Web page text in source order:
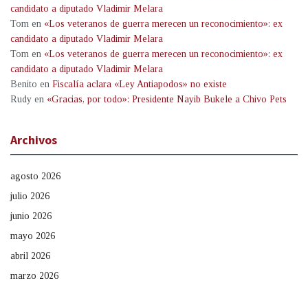
candidato a diputado Vladimir Melara
Tom en «Los veteranos de guerra merecen un reconocimiento»: ex
candidato a diputado Vladimir Melara
Tom en «Los veteranos de guerra merecen un reconocimiento»: ex
candidato a diputado Vladimir Melara
Benito en Fiscalía aclara «Ley Antiapodos» no existe
Rudy en «Gracias, por todo»: Presidente Nayib Bukele a Chivo Pets
Archivos
agosto 2026
julio 2026
junio 2026
mayo 2026
abril 2026
marzo 2026